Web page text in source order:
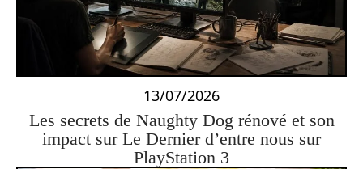
13/07/2026
Les secrets de Naughty Dog rénové et son
impact sur Le Dernier d’entre nous sur
PlayStation 3